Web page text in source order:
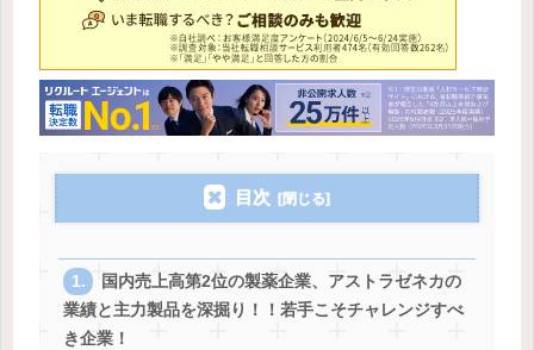
目次
国内売上高第2位の製薬企業、アストラゼネカの
業績と主力製品を深掘り！！若手こそチャレンジすべ
き企業！